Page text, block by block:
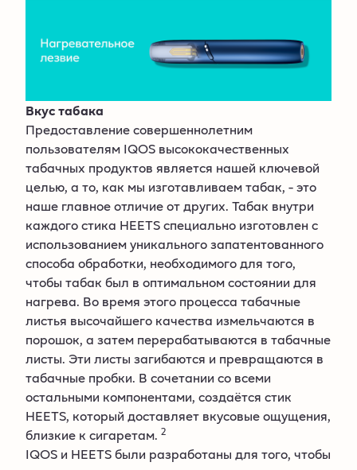
Вкус табака
Предоставление совершеннолетним
пользователям IQOS высококачественных
табачных продуктов является нашей ключевой
целью, а то, как мы изготавливаем табак, - это
наше главное отличие от других. Табак внутри
каждого стика HEETS специально изготовлен с
использованием уникального запатентованного
способа обработки, необходимого для того,
чтобы табак был в оптимальном состоянии для
нагрева. Во время этого процесса табачные
листья высочайшего качества измельчаются в
порошок, а затем перерабатываются в табачные
листы. Эти листы загибаются и превращаются в
табачные пробки. В сочетании со всеми
остальными компонентами, создаётся стик
HEETS, который доставляет вкусовые ощущения,
близкие к сигаретам. 2
IQOS и HEETS были разработаны для того, чтобы